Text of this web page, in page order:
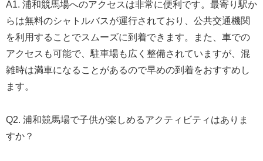
A1. 浦和競馬場へのアクセスは非常に便利です。最寄り駅か
らは無料のシャトルバスが運行されており、公共交通機関
を利用することでスムーズに到着できます。また、車での
アクセスも可能で、駐車場も広く整備されていますが、混
雑時は満車になることがあるので早めの到着をおすすめし
ます。
Q2. 浦和競馬場で子供が楽しめるアクティビティはありま
すか？